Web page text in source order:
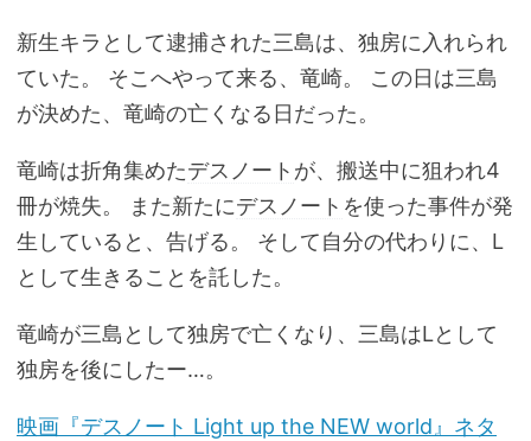
新生キラとして逮捕された三島は、独房に入れられ
ていた。 そこへやって来る、竜崎。 この日は三島
が決めた、竜崎の亡くなる日だった。
竜崎は折角集めたデスノート が、搬送中に狙われ4
冊が焼失。 また新たにデスノート を使った事件が発
生していると、告げる。 そして自分の代わりに、L
として生きることを託した。
竜崎が三島として独房で亡くなり、三島はLとして
独房を後にしたー…。
映画『デスノート Light up the NEW world』ネタ